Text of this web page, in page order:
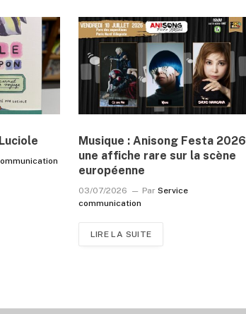
Musique : Anisong Festa
une affiche rare sur la scène
européenne
03/07/2026 Par Service
communication
LIRE LA SUITE